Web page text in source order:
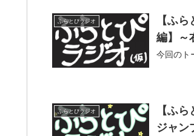
ふらとぴラジオ
【ふ
編】～
今回のト
ふらとぴラジオ
【ふ
ジャン